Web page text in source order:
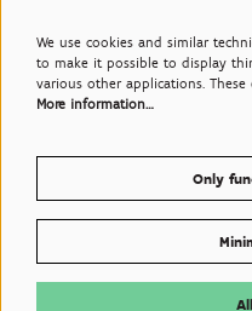
© Plantentuin Meise,
We use cookies and similar
to make it possible to display
various other applications.
More information…
Only